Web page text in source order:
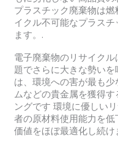
プラスチック廃棄物は
イクル不可能なプラス
ます。.
電子廃棄物のリサイク
題でさらに大きな勢い
は、環境への害が最も
ムなどの貴金属を獲得
ングです 環境に優しい
者の原材料使用能力を
価値をほぼ最適化し続け